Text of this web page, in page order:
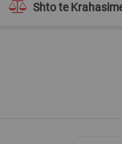
Shto te